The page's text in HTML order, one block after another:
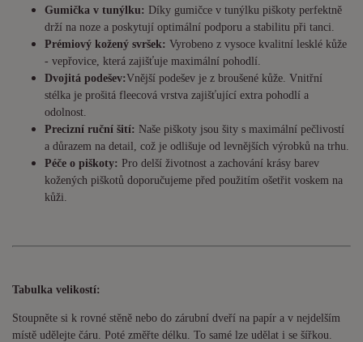
Gumička v tunýlku: Díky gumičce v tunýlku piškoty perfektně
drží na noze a poskytují optimální podporu a stabilitu při tanci.
Prémiový kožený svršek: Vyrobeno z vysoce kvalitní lesklé kůže
- vepřovice, která zajišťuje maximální pohodlí.
Dvojitá podešev:Vnější podešev je z broušené kůže. Vnitřní
stélka je prošitá fleecová vrstva zajišťující extra pohodlí a
odolnost.
Precizní ruční šití: Naše piškoty jsou šity s maximální pečlivostí
a důrazem na detail, což je odlišuje od levnějších výrobků na trhu.
Péče o piškoty: Pro delší životnost a zachování krásy barev
kožených piškotů doporučujeme před použitím ošetřit voskem na
kůži.
Tabulka velikostí:
Stoupněte si k rovné stěně nebo do zárubní dveří na papír a v nejdelším
místě udělejte čáru. Poté změřte délku. To samé lze udělat i se šířkou.